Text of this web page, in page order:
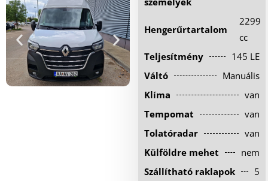
Hűtőautó bérlés
Feltételek
Szolgáltatások
Gy.i.k.
Kapcsolat
Hengerűrtartalom
2299
cc
Teljesítmény
145 LE
Váltó
Manuális
Klíma
van
Tempomat
van
Tolatóradar
van
Külföldre mehet
nem
Szállítható raklapok
5